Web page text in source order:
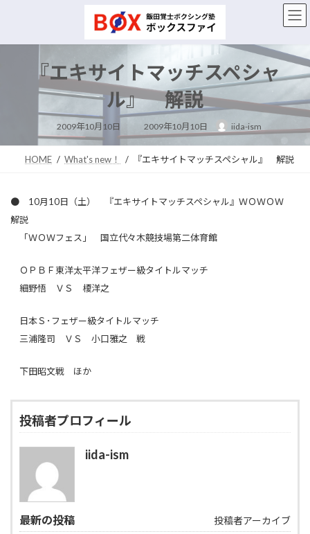
ン
ー
『エキサイトマッチスペシャ
ル』 解説
2009年10月10日
終
更
新
日
時
2009年10月10日 iida-ism
HOME What's new！ 『エキサイトマッチスペシャル』 解説
● 10月10日（土） 『エキサイトマッチスペシャル』ＷＯＷＯＷ
解説
「ＷＯＷフェス」 国立代々木競技場第二体育館
ＯＰＢＦ東洋太平洋フェザー級タイトルマッチ
細野悟 ＶＳ 榎洋之
日本Ｓ･フェザー級タイトルマッチ
三浦隆司 ＶＳ 小口雅之 戦
下田昭文戦 ほか
投稿者プロフィール
iida-ism
最新の投稿 投稿者アーカイブ